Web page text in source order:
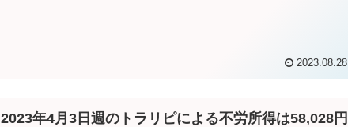
2023.08.28
2023年4月3日週のトラリピによる不労所得は58,028円